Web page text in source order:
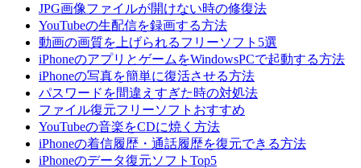
JPG画像ファイルが開けない時の修復法
YouTubeの生配信を録画する方法
動画の画質を上げられるフリーソフト5選
iPhoneのアプリとゲームをWindowsPCで起動する方法
iPhoneの写真を簡単に復活させる方法
パスワードを間違えすぎた時の対処法
ファイル復元フリーソフトおすすめ
YouTubeの音楽をCDに焼く方法
iPhoneの着信履歴・通話履歴を復元できる方法
iPhoneのデータ復元ソフトTop5